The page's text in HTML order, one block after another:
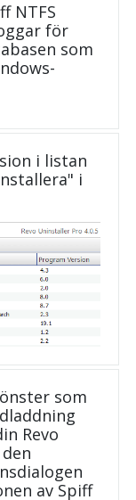
NTFS
för
som
i listan
i
som
Revo
av Spiff